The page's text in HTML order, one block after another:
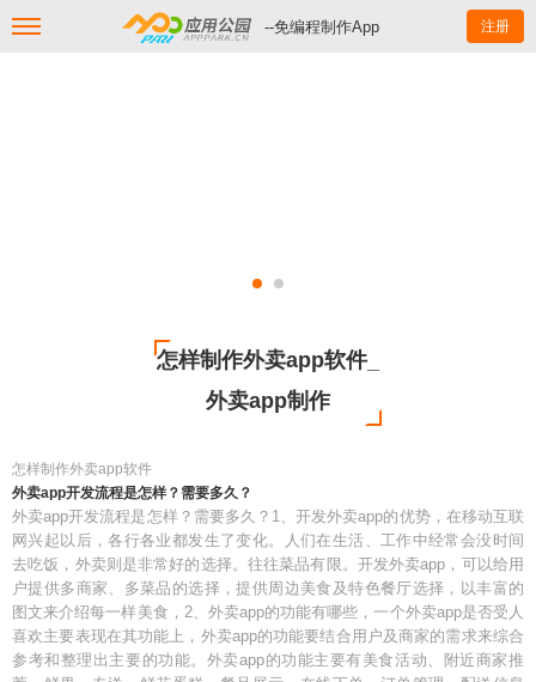
--免编程制作App 注册
怎样制作外卖app软件_
外卖app制作
怎样制作外卖app软件
外卖app开发流程是怎样？需要多久？
外卖app开发流程是怎样？需要多久？1、开发外卖app的优势，在移动互联
网兴起以后，各行各业都发生了变化。人们在生活、工作中经常会没时间
去吃饭，外卖则是非常好的选择。往往菜品有限。开发外卖app，可以给用
户提供多商家、多菜品的选择，提供周边美食及特色餐厅选择，以丰富的
图文来介绍每一样美食，2、外卖app的功能有哪些，一个外卖app是否受人
喜欢主要表现在其功能上，外卖app的功能要结合用户及商家的需求来综合
参考和整理出主要的功能。外卖app的功能主要有美食活动、附近商家推